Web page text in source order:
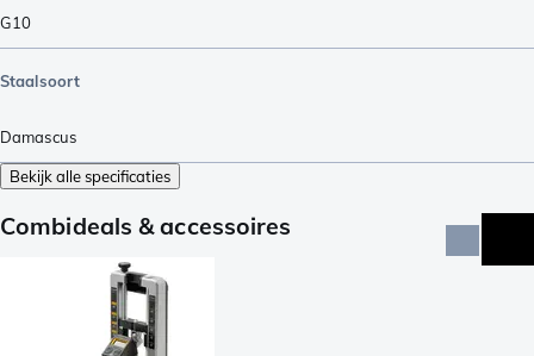
G10
Staalsoort
Damascus
Bekijk alle specificaties
Combideals & accessoires